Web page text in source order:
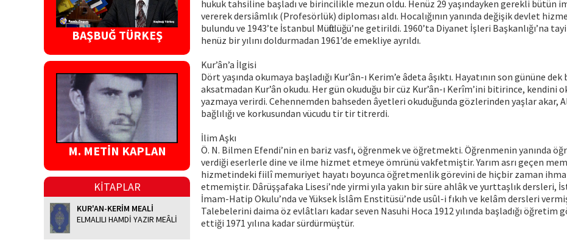
BAŞBUĞ TÜRKEŞ
M. METİN KAPLAN
KİTAPLAR
KUR'AN-KERİM MEALİ
ELMALILI HAMDİ YAZIR MEÂLİ
hukuk tahsiline başladı ve birincilikle mezun oldu. Henüz 29 yaşındayken gerekli bütün
vererek dersiâmlık (Profesörlük) diploması aldı. Hocalığının yanında değişik devlet
bulundu ve 1943’te İstanbul Müftülüğü’ne getirildi. 1960’ta Diyanet İşleri Başkanlığı’na
henüz bir yılını doldurmadan 1961’de emekliye ayrıldı.
Kur’ân’a İlgisi
Dört yaşında okumaya başladığı Kur’ân-ı Kerim’e âdeta âşıktı. Hayatının son gününe dek
aksatmadan Kur’ân okudu. Her gün okuduğu bir cüz Kur’ân-ı Kerîm’ini bitirince, kendini
yazmaya verirdi. Cehennemden bahseden âyetleri okuduğunda gözlerinden yaşlar akar,
bağlılığı ve korkusundan vücudu tir tir titrerdi.
İlim Aşkı
Ö. N. Bilmen Efendi’nin en bariz vasfı, öğrenmek ve öğretmekti. Öğrenmenin yanında
verdiği eserlerle dine ve ilme hizmet etmeye ömrünü vakfetmiştir. Yarım asrı geçen
hizmetindeki fiilî memuriyet hayatı boyunca öğretmenlik görevini de hiçbir zaman
etmemiştir. Dârüşşafaka Lisesi’nde yirmi yıla yakın bir süre ahlâk ve yurttaşlık dersleri,
İmam-Hatip Okulu’nda ve Yüksek İslâm Enstitüsü’nde usûl-i fıkıh ve kelâm dersleri
Talebelerini daima öz evlâtları kadar seven Nasuhi Hoca 1912 yılında başladığı öğretim
ettiği 1971 yılına kadar sürdürmüştür.